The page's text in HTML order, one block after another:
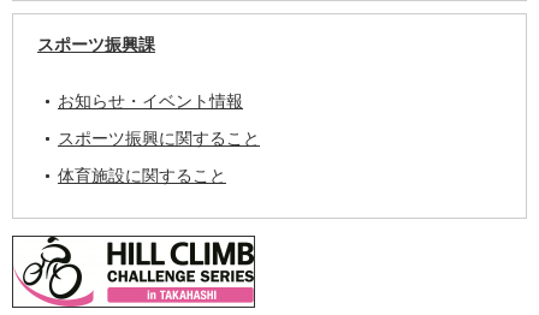
スポーツ振興課
お知らせ・イベント情報
スポーツ振興に関すること
体育施設に関すること